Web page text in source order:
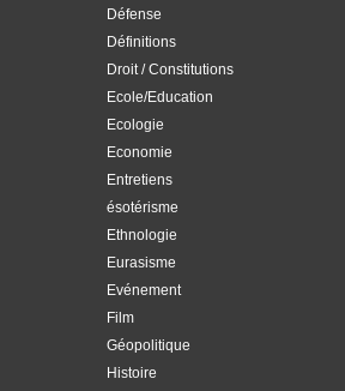
Défense
Définitions
Droit / Constitutions
Ecole/Education
Ecologie
Economie
Entretiens
ésotérisme
Ethnologie
Eurasisme
Evénement
Film
Géopolitique
Histoire